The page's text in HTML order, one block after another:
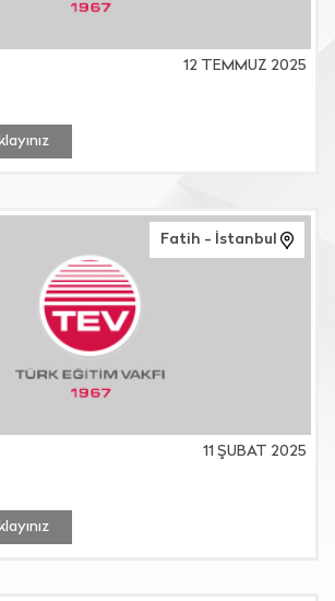
12 TEMMUZ 2025
Fatih - İstanbul
11 ŞUBAT 2025